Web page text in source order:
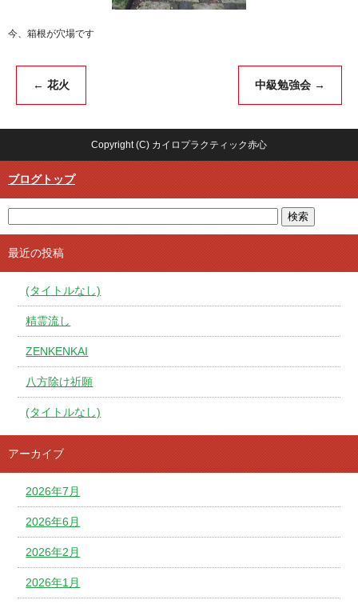
今、箱根が穴場です
← 花火 中級勉強会 →
Copyright (C) カイロプラクティック赤心
ブログトップ
最近の投稿
(タイトルなし)
精霊流し
ZENKENKAI
八方除け祈願
(タイトルなし)
アーカイブ
2026年7月
2026年6月
2026年2月
2026年1月